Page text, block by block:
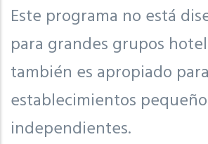
Este programa no está
para grandes grupos
también es apropiado para
establecimientos
independientes.